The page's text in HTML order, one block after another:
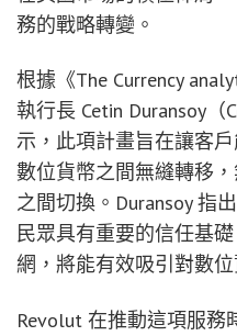
務的戰略轉變。
根據《The Currency
執行長 Cetin Duransoy（
示，此項計畫旨在讓客
數位貨幣之間無縫轉移
之間切換。Duransoy 指
民眾具有重要的信任基
網，將能有效吸引對數
Revolut 在推動這項服務